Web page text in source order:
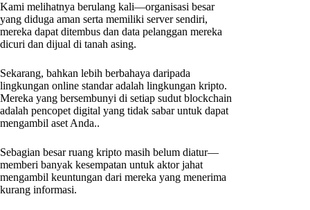
Kami melihatnya berulang kali—organisasi besar
yang diduga aman serta memiliki server sendiri,
mereka dapat ditembus dan data pelanggan mereka
dicuri dan dijual di tanah asing.
Sekarang, bahkan lebih berbahaya daripada
lingkungan online standar adalah lingkungan kripto.
Mereka yang bersembunyi di setiap sudut blockchain
adalah pencopet digital yang tidak sabar untuk dapat
mengambil aset Anda..
Sebagian besar ruang kripto masih belum diatur—
memberi banyak kesempatan untuk aktor jahat
mengambil keuntungan dari mereka yang menerima
kurang informasi.